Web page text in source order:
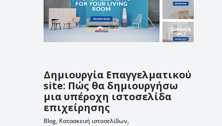
Δημιουργία Επαγγελματικού
site: Πώς θα δημιουργήσω
μια υπέροχη ιστοσελίδα
επιχείρησης
Blog, Κατασκευή ιστοσελίδων,